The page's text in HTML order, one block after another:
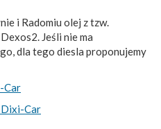
i Radomiu olej z tzw.
Jeśli nie ma
dla tego diesla proponujemy
Car
Dixi-Car